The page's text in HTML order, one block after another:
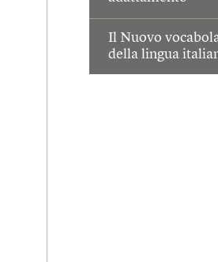
Il Nuovo
della lingua